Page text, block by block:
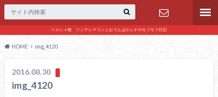
ペルシャ猫 ツンデレマリンとおてんばエレナのモフモフ日記
お問い合わ
HOME img_4120
2016.08.30
img_4120